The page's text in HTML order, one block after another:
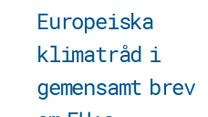
Europeiska
klimatråd i
gemensamt brev